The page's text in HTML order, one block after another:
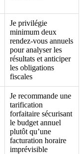
Je privilégie
minimum deux
rendez-vous annuels
pour analyser les
résultats et anticiper
les obligations
fiscales
Je recommande une
tarification
forfaitaire sécurisant
le budget annuel
plutôt qu’une
facturation horaire
imprévisible